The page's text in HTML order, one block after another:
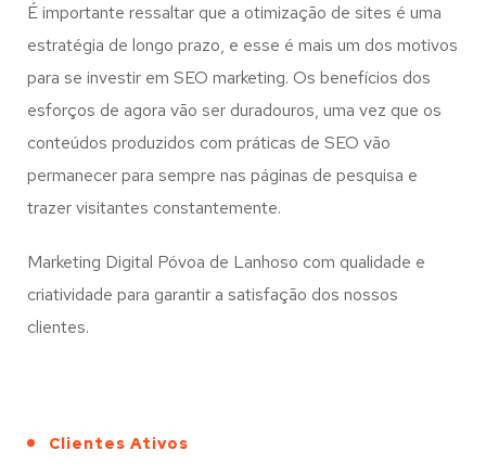
É importante ressaltar que a otimização de sites é uma
estratégia de longo prazo, e esse é mais um dos motivos
para se investir em SEO marketing. Os benefícios dos
esforços de agora vão ser duradouros, uma vez que os
conteúdos produzidos com práticas de SEO vão
permanecer para sempre nas páginas de pesquisa e
trazer visitantes constantemente.
Marketing Digital Póvoa de Lanhoso com qualidade e
criatividade para garantir a satisfação dos nossos
clientes.
Clientes Ativos